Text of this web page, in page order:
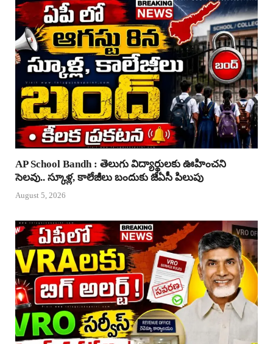
AP School Bandh : తెలుగు విద్యార్థులకు ఊహించని
సెలవు.. స్కూళ్ల, కాలేజీలు బందుకు జేఏసీ పిలుపు
August 5, 2026